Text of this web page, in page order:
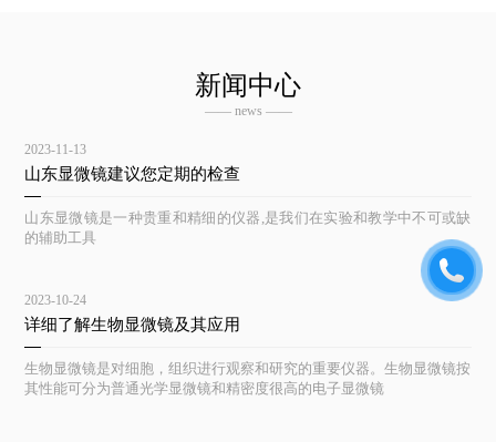
新闻中心
—— news ——
2023-11-13
山东显微镜建议您定期的检查
山东显微镜是一种贵重和精细的仪器,是我们在实验和教学中不可或缺
的辅助工具
2023-10-24
详细了解生物显微镜及其应用
生物显微镜是对细胞，组织进行观察和研究的重要仪器。生物显微镜按
其性能可分为普通光学显微镜和精密度很高的电子显微镜